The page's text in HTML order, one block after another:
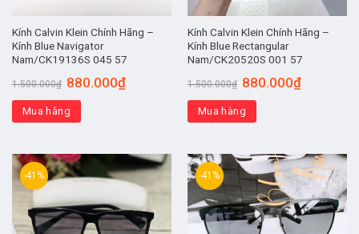
Kính Calvin Klein Chính Hãng –
Kính Blue Navigator
Nam/CK19136S 045 57
1.500.000₫ 880.000₫
Mua hàng
Kính Calvin Klein Chính Hãng –
Kính Blue Rectangular
Nam/CK20520S 001 57
1.500.000₫ 880.000₫
Mua hàng
-41% -41%